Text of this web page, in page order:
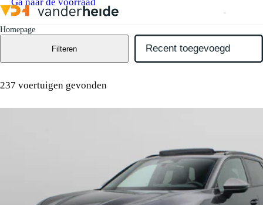
Homepage
237 voertuigen gevonden
Filteren